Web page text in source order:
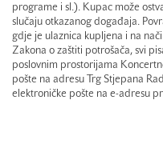
programe i sl.). Kupac može
slučaju otkazanog događaja.
gdje je ulaznica kupljena i na
Zakona o zaštiti potrošača, svi
poslovnim prostorijama
pošte na adresu Trg Stjepana
elektroničke pošte na e-adresu